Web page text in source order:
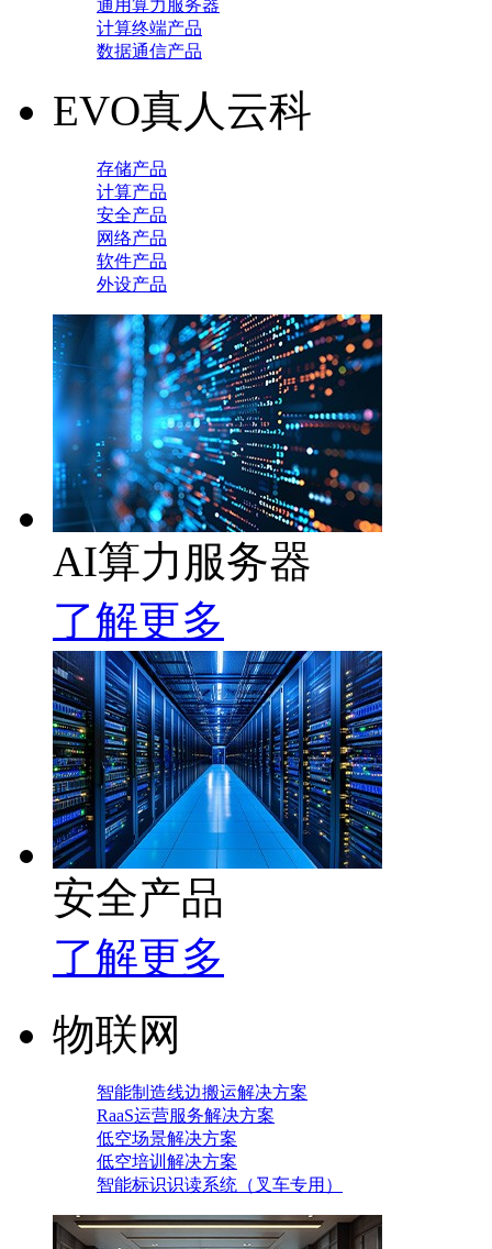
通用算力服务器
计算终端产品
数据通信产品
EVO真人云科
存储产品
计算产品
安全产品
网络产品
软件产品
外设产品
AI算力服务器
了解更多
安全产品
了解更多
物联网
智能制造线边搬运解决方案
RaaS运营服务解决方案
低空场景解决方案
低空培训解决方案
智能标识识读系统（叉车专用）